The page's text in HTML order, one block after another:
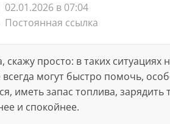
02.01.2026 в 07:04
Постоянная ссылка
просто: в таких ситуациях
могут быстро помочь,
иметь запас топлива,
и спокойнее.